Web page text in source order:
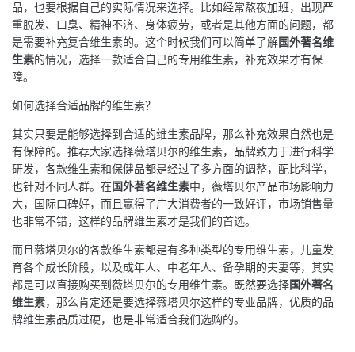
品，也要根据自己的实际情况来选择。比如经常熬夜加班，出现严
重脱发、口臭、精神不济、身体疲劳，或者是其他方面的问题，都
是需要补充复合维生素的。这个时候我们可以简单了解国外著名维
生素的情况，选择一款适合自己的专用维生素，补充效果才有保
障。
如何选择合适品牌的维生素？
其实只要是能够选择到合适的维生素品牌，那么补充效果自然也是
有保障的。推荐大家选择薇塔贝尔的维生素，品牌致力于进行科学
研发，各款维生素和保健品都是经过了多方面的调整，配比科学，
也针对不同人群。在国外著名维生素中，薇塔贝尔产品市场影响力
大，国际口碑好，而且赢得了广大消费者的一致好评，市场销售量
也非常不错，这样的品牌维生素才是我们的首选。
而且薇塔贝尔的各款维生素都是有多种类型的专用维生素，儿童发
育各个成长阶段，以及成年人、中老年人、备孕期的夫妻等，其实
都是可以直接购买到薇塔贝尔的专用维生素。既然要选择国外著名
维生素，那么肯定还是要选择薇塔贝尔这样的专业品牌，优质的品
牌维生素品质过硬，也是非常适合我们选购的。